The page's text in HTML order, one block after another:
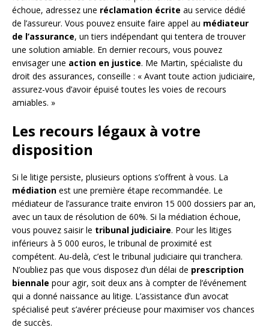
échoue, adressez une réclamation écrite au service dédié
de l’assureur. Vous pouvez ensuite faire appel au médiateur
de l’assurance, un tiers indépendant qui tentera de trouver
une solution amiable. En dernier recours, vous pouvez
envisager une action en justice. Me Martin, spécialiste du
droit des assurances, conseille : « Avant toute action judiciaire,
assurez-vous d’avoir épuisé toutes les voies de recours
amiables. »
Les recours légaux à votre
disposition
Si le litige persiste, plusieurs options s’offrent à vous. La
médiation est une première étape recommandée. Le
médiateur de l’assurance traite environ 15 000 dossiers par an,
avec un taux de résolution de 60%. Si la médiation échoue,
vous pouvez saisir le tribunal judiciaire. Pour les litiges
inférieurs à 5 000 euros, le tribunal de proximité est
compétent. Au-delà, c’est le tribunal judiciaire qui tranchera.
N’oubliez pas que vous disposez d’un délai de prescription
biennale pour agir, soit deux ans à compter de l’événement
qui a donné naissance au litige. L’assistance d’un avocat
spécialisé peut s’avérer précieuse pour maximiser vos chances
de succès.